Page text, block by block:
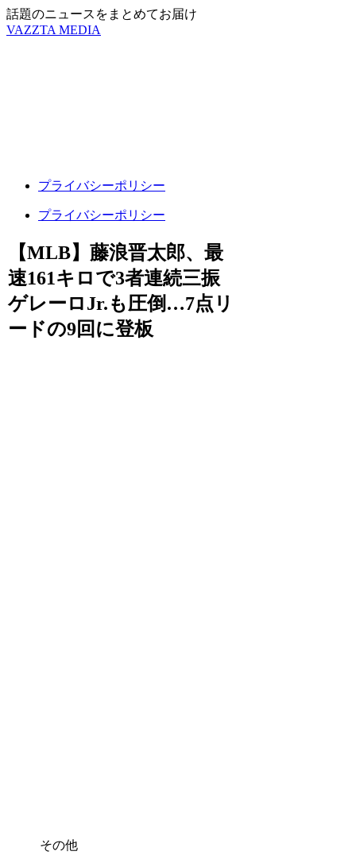
話題のニュースをまとめてお届け
VAZZTA MEDIA
プライバシーポリシー
プライバシーポリシー
【MLB】藤浪晋太郎、最
速161キロで3者連続三振
ゲレーロJr.も圧倒…7点リ
ードの9回に登板
その他